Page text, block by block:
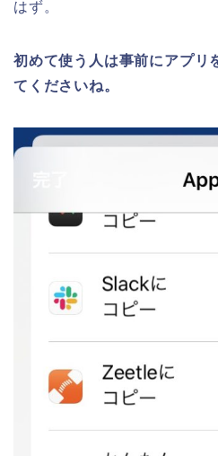
はず。
初めて使う人は事前にアプリ
てくださいね。